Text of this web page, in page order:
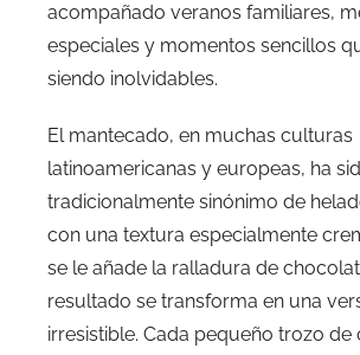
acompañado veranos familiares,
especiales y momentos sencillos
siendo inolvidables.
El mantecado, en muchas culturas
latinoamericanas y europeas, ha
tradicionalmente sinónimo de
con una textura especialmente
se le añade la ralladura de
resultado se transforma en una
irresistible. Cada pequeño trozo de